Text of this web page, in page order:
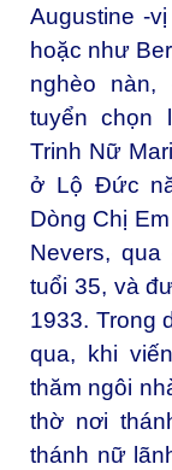
Augustine -
hoặc như
nghèo
tuyển chọn
Trinh Nữ
ở Lộ Đức
Dòng Chị
Nevers,
tuổi 35, và
1933. Trong
qua, khi
thăm ngôi
thờ nơi
thánh nữ